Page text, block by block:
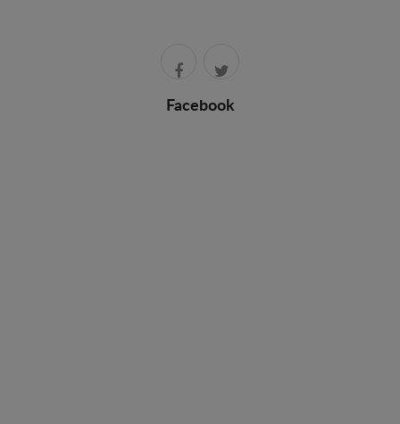
Facebook